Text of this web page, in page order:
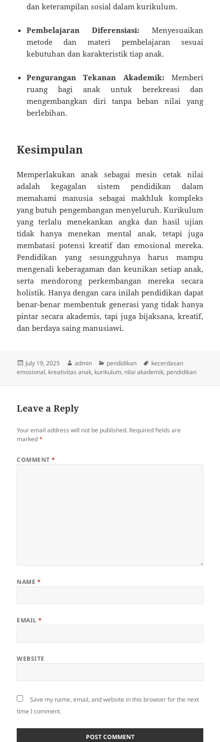
dan keterampilan sosial dalam kurikulum.
Pembelajaran Diferensiasi: Menyesuaikan
metode dan materi pembelajaran sesuai
kebutuhan dan karakteristik tiap anak.
Pengurangan Tekanan Akademik: Memberi
ruang bagi anak untuk berekreasi dan
mengembangkan diri tanpa beban nilai yang
berlebihan.
Kesimpulan
Memperlakukan anak sebagai mesin cetak nilai
adalah kegagalan sistem pendidikan dalam
memahami manusia sebagai makhluk kompleks
yang butuh pengembangan menyeluruh. Kurikulum
yang terlalu menekankan angka dan hasil ujian
tidak hanya menekan mental anak, tetapi juga
membatasi potensi kreatif dan emosional mereka.
Pendidikan yang sesungguhnya harus mampu
mengenali keberagaman dan keunikan setiap anak,
serta mendorong perkembangan mereka secara
holistik. Hanya dengan cara inilah pendidikan dapat
benar-benar membentuk generasi yang tidak hanya
pintar secara akademis, tapi juga bijaksana, kreatif,
dan berdaya saing manusiawi.
Posted
on
July 19, 2025 Author
admin Categories
pendidikan Tags
kecerdasan
emosional, kreativitas anak, kurikulum, nilai akademik, pendidikan
Leave a Reply
Your email address will not be published. Required fields are
marked*
COMMENT*
NAME *
EMAIL*
WEBSITE
Save my name, email, and website in this browser for the next
time I comment.